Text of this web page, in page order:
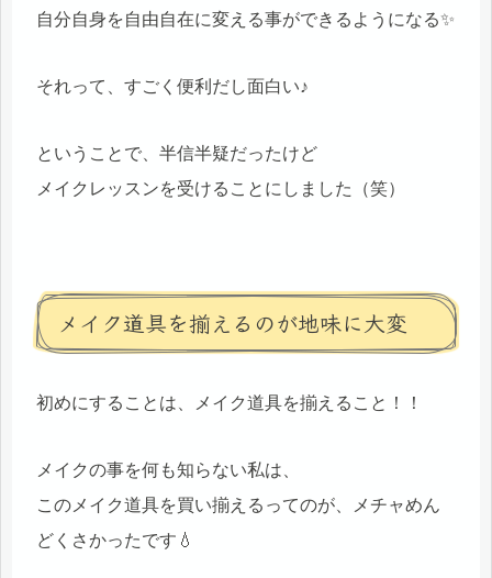
自分自身を自由自在に変える事ができるようになる✨
それって、すごく便利だし面白い♪
ということで、半信半疑だったけど
メイクレッスンを受けることにしました（笑）
メイク道具を揃えるのが地味に大変
初めにすることは、メイク道具を揃えること！！
メイクの事を何も知らない私は、
このメイク道具を買い揃えるってのが、メチャめん
どくさかったです💧